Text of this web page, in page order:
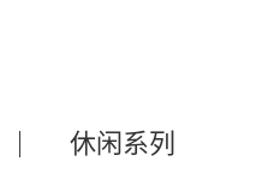
休闲系列